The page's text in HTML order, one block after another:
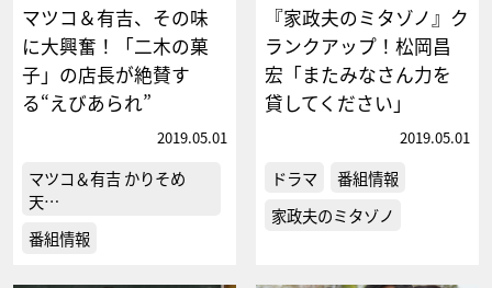
マツコ＆有吉、その味
に大興奮！「二木の菓
子」の店長が絶賛す
る“えびあられ”
2019.05.01
マツコ＆有吉 かりそめ
天…
番組情報
『家政夫のミタゾノ』ク
ランクアップ！松岡昌
宏「またみなさん力を
貸してください」
2019.05.01
ドラマ
番組情報
家政夫のミタゾノ